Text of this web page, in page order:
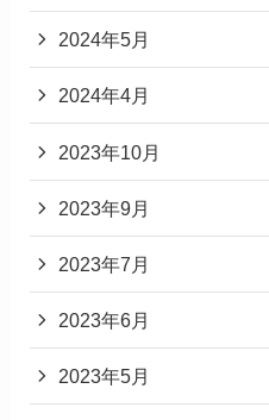
2024年5月
2024年4月
2023年10月
2023年9月
2023年7月
2023年6月
2023年5月